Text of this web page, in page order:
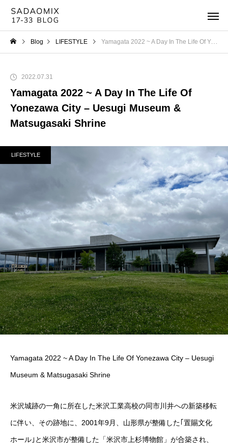
Blog LIFESTYLE Yamagata 2022 ~ A Day In The Life Of Yonezawa City – Uesugi Museum & Matsugasaki Shrine
2022.07.31
Yamagata 2022 ~ A Day In The Life Of
Yonezawa City – Uesugi Museum &
Matsugasaki Shrine
LIFESTYLE
Yamagata 2022 ~ A Day In The Life Of Yonezawa City – Uesugi
Museum & Matsugasaki Shrine
米沢城跡の一角に所在した米沢工業高校の同市川井への新築移転
に伴い、その跡地に、2001年9月、山形県が整備した｢置賜文化
ホール｣と米沢市が整備した「米沢市上杉博物館」が合築され、